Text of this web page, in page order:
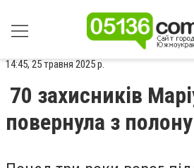
14:45, 25 травня 2025 р.
70 захисників
повернула з